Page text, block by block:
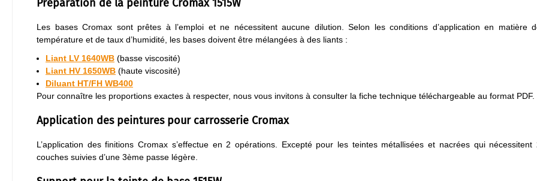
Préparation de la peinture Cromax 1515W
Les bases Cromax sont prêtes à l’emploi et ne nécessitent aucune dilution. Selon les conditions d’application en matière
température et de taux d’humidité, les bases doivent être mélangées à des liants :
Liant LV 1640WB (basse viscosité)
Liant HV 1650WB (haute viscosité)
Diluant HT/FH WB400
Pour connaître les proportions exactes à respecter, nous vous invitons à consulter la fiche technique téléchargeable au format PDF.
Application des peintures pour carrosserie Cromax
L’application des finitions Cromax s’effectue en 2 opérations. Excepté pour les teintes métallisées et nacrées qui nécessitent
couches suivies d’une 3ème passe légère.